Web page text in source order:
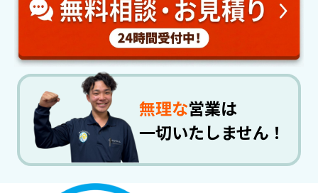
無理な営業は
一切いたしません！